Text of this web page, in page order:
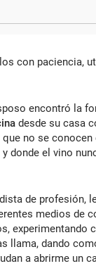
con paciencia,
encontró la
desde su casa
no se conocen
donde el vino
de profesión,
medios de
experimentando
llama, dando
a abrirme un